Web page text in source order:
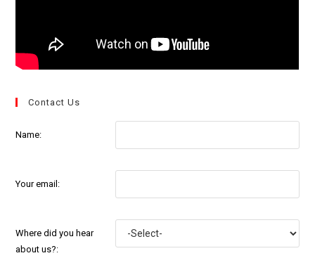
Contact Us
Name:
Your email:
Where did you hear
about us?: